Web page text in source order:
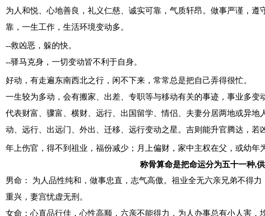
为人和悦、心地善良，礼义仁慈、诚实可靠，气质轩昂。做事严谨，
靠，一生工作，生活环境变动多。
--救凶恶，躲的快。
--驿马克身，一切变动皆不利于自身。
好动，有走遍东南西北之行，闲不下来，常常总是把自己弄得很忙。
一生较为多动，会有搬家、出差、专职等与移动有关的事迹，事业多变
代表财富、骤富、横财、远行、出国留学、情侣、夫妻分居两地或异
动、远行、出远门、外出、迁移、远行变动之星。吉则能升官腾达，若
年上伤官，得不到祖业，福份减少；月上偏财，家中主权在父，或幼年
称骨算命是把命运分为五十一种,
男命： 为人品性纯和，做事忠直，志气高傲。祖业全无六亲兄弟不得
重兴，妻宫忧虚无刑。
女命：心直品行佳，心性高顺，六亲不能得力，为人办事总有小人害